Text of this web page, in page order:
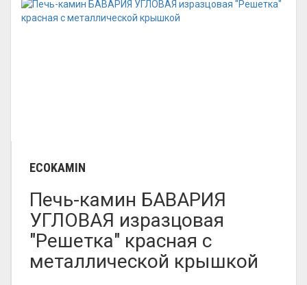
ECOKAMIN
Печь-камин БАВАРИЯ
УГЛОВАЯ изразцовая
"Решетка" красная с
металлической крышкой